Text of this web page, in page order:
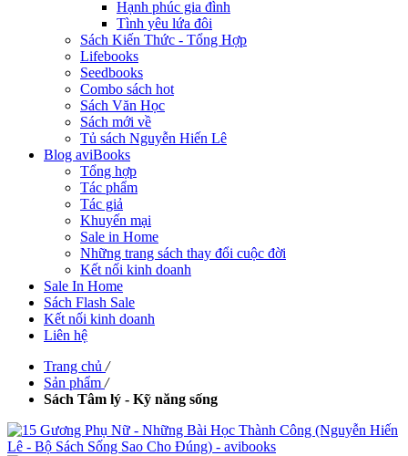
Hạnh phúc gia đình
Tình yêu lứa đôi
Sách Kiến Thức - Tổng Hợp
Lifebooks
Seedbooks
Combo sách hot
Sách Văn Học
Sách mới về
Tủ sách Nguyễn Hiến Lê
Blog aviBooks
Tổng hợp
Tác phẩm
Tác giả
Khuyến mại
Sale in Home
Những trang sách thay đổi cuộc đời
Kết nối kinh doanh
Sale In Home
Sách Flash Sale
Kết nối kinh doanh
Liên hệ
Trang chủ /
Sản phẩm /
Sách Tâm lý - Kỹ năng sống